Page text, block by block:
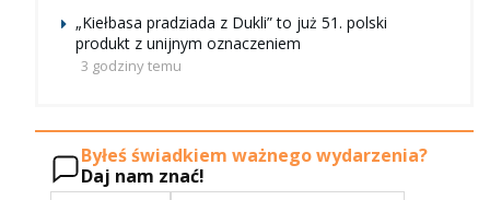
„Kiełbasa pradziada z Dukli” to już 51. polski
produkt z unijnym oznaczeniem
3 godziny temu
Byłeś świadkiem ważnego wydarzenia?
Daj nam znać!